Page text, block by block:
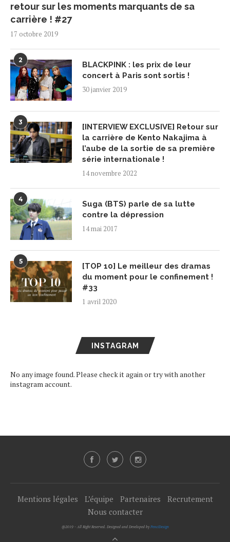
retour sur les moments marquants de sa
carrière ! #27
17 octobre 2019
2
BLACKPINK : les prix de leur
concert à Paris sont sortis !
30 janvier 2019
3
[INTERVIEW EXCLUSIVE] Retour sur
la carrière de Kento Nakajima à
l’aube de la sortie de sa première
série internationale !
14 novembre 2022
4
Suga (BTS) parle de sa lutte
contre la dépression
14 mai 2017
5
[TOP 10] Le meilleur des dramas
du moment pour le confinement !
#33
1 avril 2020
INSTAGRAM
No any image found. Please check it again or try with another
instagram account.
Mentions légales L’équipe Partenaires
Recrutement
Nous contacter
@2019 - All Right Reserved. Designed and Developed by PenciDesign